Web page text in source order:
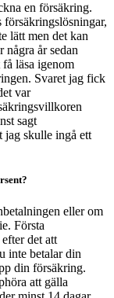
en försäkring.
lätt men det kan
år sedan
läsa igenom
Svaret jag fick
var
sagt
jag skulle ingå ett
eller om
Första
det att
inte betalar din
din försäkring.
att gälla